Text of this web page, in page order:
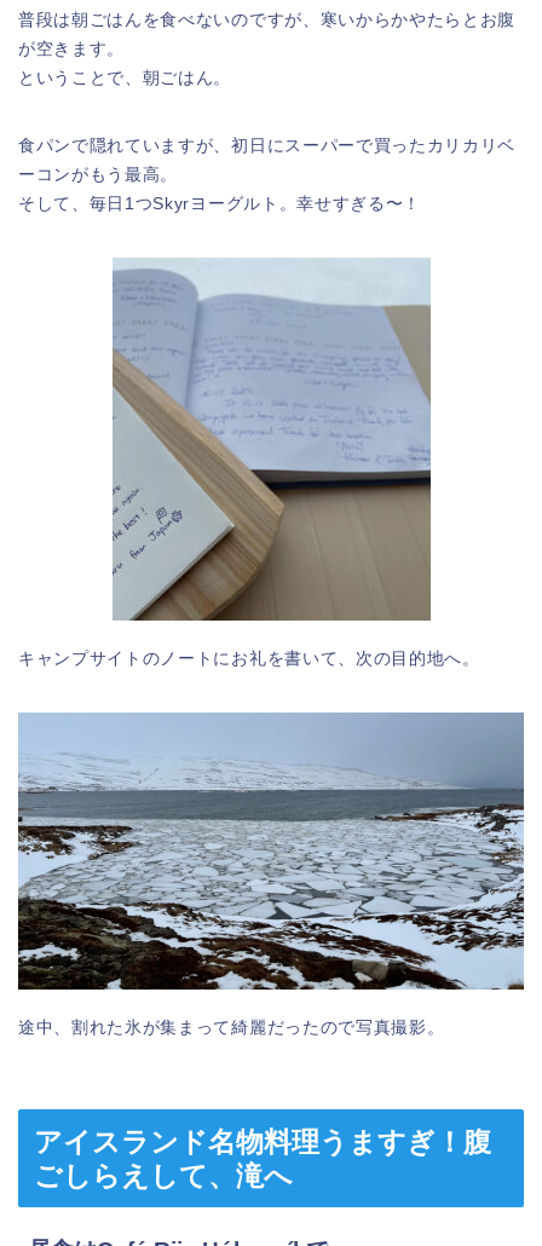
普段は朝ごはんを食べないのですが、寒いからかやたらとお腹
が空きます。
ということで、朝ごはん。
食パンで隠れていますが、初日にスーパーで買ったカリカリベ
ーコンがもう最高。
そして、毎日1つSkyrヨーグルト。幸せすぎる〜！
キャンプサイトのノートにお礼を書いて、次の目的地へ。
途中、割れた氷が集まって綺麗だったので写真撮影。
アイスランド名物料理うますぎ！腹
ごしらえして、滝へ